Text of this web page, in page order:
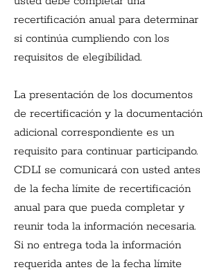
recertificación anual para determinar
si continúa cumpliendo con los
requisitos de elegibilidad.
La presentación de los documentos
de recertificación y la documentación
adicional correspondiente es un
requisito para continuar participando.
CDLI se comunicará con usted antes
de la fecha límite de recertificación
anual para que pueda completar y
reunir toda la información necesaria.
Si no entrega toda la información
requerida antes de la fecha límite